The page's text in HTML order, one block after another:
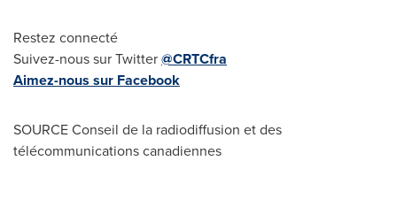
Restez connecté
Suivez-nous sur Twitter@CRTCfra
Aimez-nous sur Facebook
SOURCEConseil de la radiodiffusion et des
télécommunications canadiennes